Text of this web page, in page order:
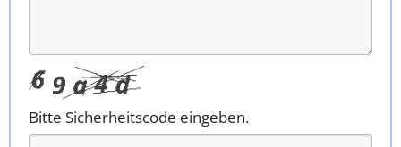
Bitte Sicherheitscode eingeben.